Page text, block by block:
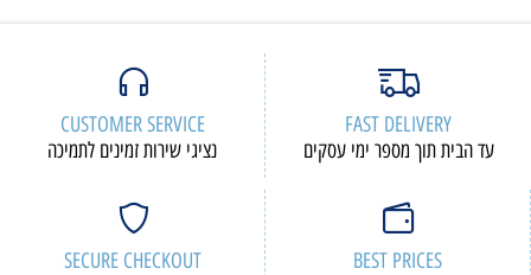
FAST DELIVERY
עד הבית תוך מספר ימי עסקים
CUSTOMER SERVICE
נציגי שירות זמינים לתמיכה
BEST PRICES
SECURE CHECKOUT